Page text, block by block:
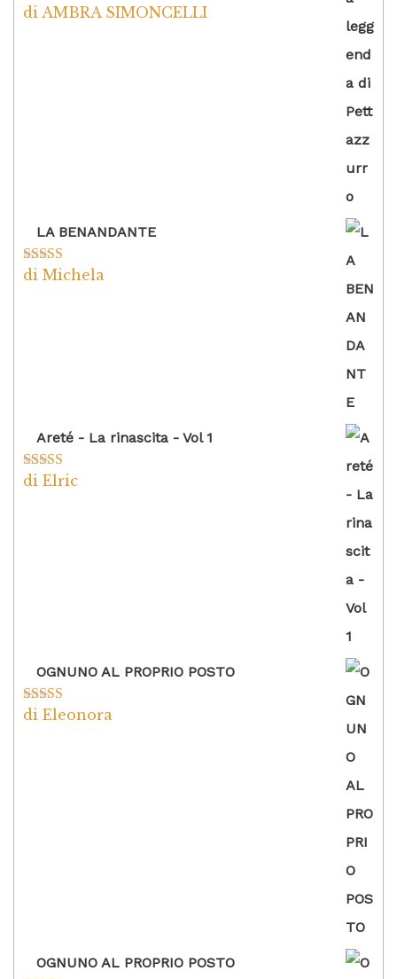
Valutato5su
di AMBRA SIMONCELLI
LA BENANDANTE
Valutato5su
di Michela
Areté - La rinascita - Vol 1
Valutato5
di Elric
OGNUNO AL PROPRIO POSTO
Valutato5su
di Eleonora
OGNUNO AL PROPRIO POSTO